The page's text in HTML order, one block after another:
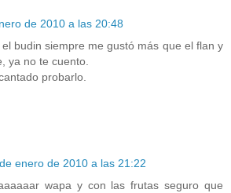
de 2010 a las 20:48
el budin siempre me gustó más que el flan y
ya no te cuento.
probarlo.
enero de 2010 a las 21:22
wapa y con las frutas seguro que